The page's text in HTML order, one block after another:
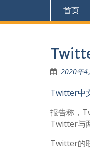
首页
2020年4
Twitter中
报告称，
Twitter与
Twitter的